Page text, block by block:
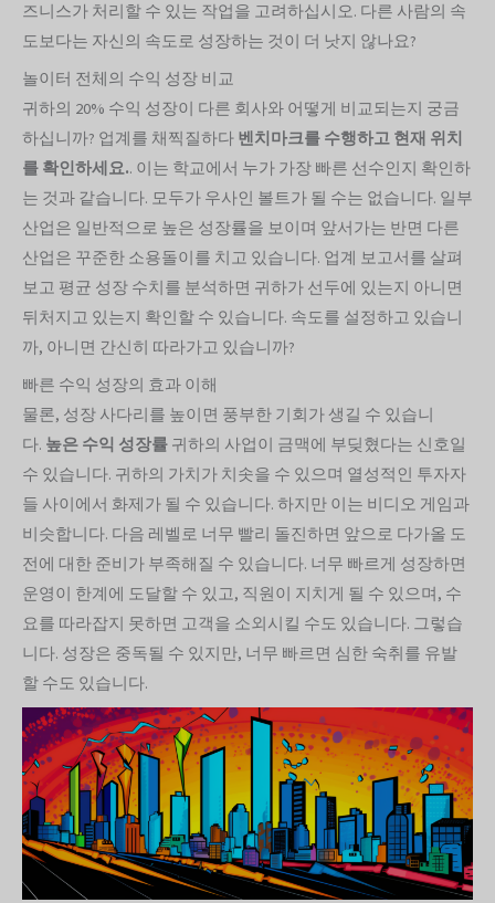
즈니스가 처리할 수 있는 작업을 고려하십시오. 다른 사람의 속
도보다는 자신의 속도로 성장하는 것이 더 낫지 않나요?
놀이터 전체의 수익 성장 비교
귀하의 20% 수익 성장이 다른 회사와 어떻게 비교되는지 궁금
하십니까? 업계를 채찍질하다 벤치마크를 수행하고 현재 위치
를 확인하세요.. 이는 학교에서 누가 가장 빠른 선수인지 확인하
는 것과 같습니다. 모두가 우사인 볼트가 될 수는 없습니다. 일부
산업은 일반적으로 높은 성장률을 보이며 앞서가는 반면 다른
산업은 꾸준한 소용돌이를 치고 있습니다. 업계 보고서를 살펴
보고 평균 성장 수치를 분석하면 귀하가 선두에 있는지 아니면
뒤처지고 있는지 확인할 수 있습니다. 속도를 설정하고 있습니
까, 아니면 간신히 따라가고 있습니까?
빠른 수익 성장의 효과 이해
물론, 성장 사다리를 높이면 풍부한 기회가 생길 수 있습니
다. 높은 수익 성장률 귀하의 사업이 금맥에 부딪혔다는 신호일
수 있습니다. 귀하의 가치가 치솟을 수 있으며 열성적인 투자자
들 사이에서 화제가 될 수 있습니다. 하지만 이는 비디오 게임과
비슷합니다. 다음 레벨로 너무 빨리 돌진하면 앞으로 다가올 도
전에 대한 준비가 부족해질 수 있습니다. 너무 빠르게 성장하면
운영이 한계에 도달할 수 있고, 직원이 지치게 될 수 있으며, 수
요를 따라잡지 못하면 고객을 소외시킬 수도 있습니다. 그렇습
니다. 성장은 중독될 수 있지만, 너무 빠르면 심한 숙취를 유발
할 수도 있습니다.